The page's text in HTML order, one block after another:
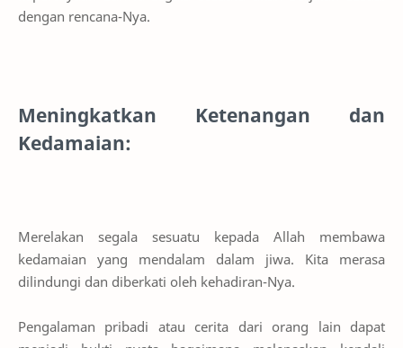
dengan rencana-Nya.
Meningkatkan Ketenangan dan
Kedamaian:
Merelakan segala sesuatu kepada Allah membawa
kedamaian yang mendalam dalam jiwa. Kita merasa
dilindungi dan diberkati oleh kehadiran-Nya.
Pengalaman pribadi atau cerita dari orang lain dapat